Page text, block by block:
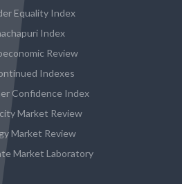
Equality Index
Index
Review
Indexes
Confidence Index
Market Review
Market Review
Market Laboratory